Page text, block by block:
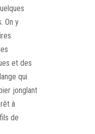
On y
et des
qui
jonglant
à
de